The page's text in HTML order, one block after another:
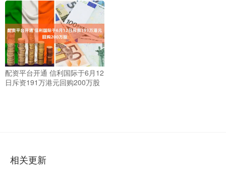
配资平台开通 信利国际于6月12
日斥资191万港元回购200万股
相关更新